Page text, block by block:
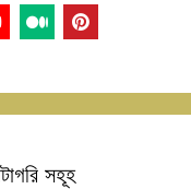
সহূহ